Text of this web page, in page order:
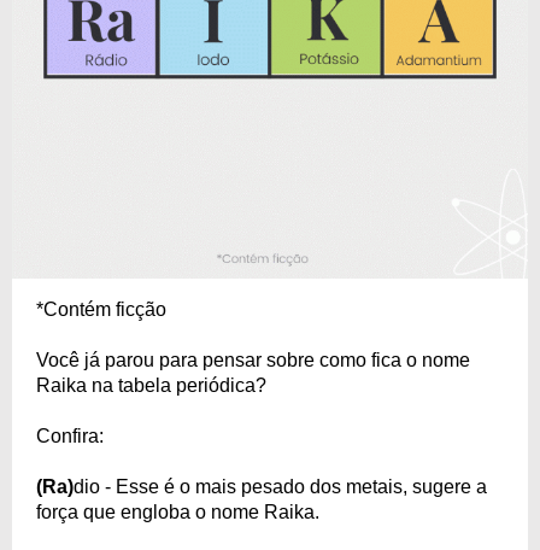
*Contém ficção
Você já parou para pensar sobre como fica o nome
Raika na tabela periódica?
Confira:
(Ra)dio - Esse é o mais pesado dos metais, sugere a
força que engloba o nome Raika.